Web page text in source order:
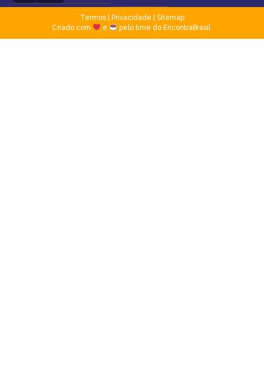
Termos| Privacidade
Sitemap
Criado com
e pelo time do EncontraBrasil